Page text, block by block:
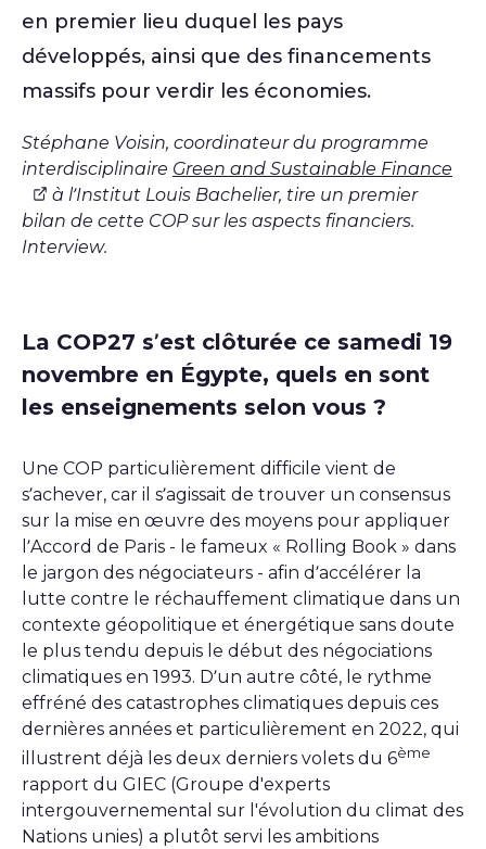
en premier lieu duquel les pays
développés, ainsi que des financements
massifs pour verdir les économies.
Stéphane Voisin, coordinateur du programme
interdisciplinaire Green and Sustainable Finance
à l’Institut Louis Bachelier, tire un premier
bilan de cette COP sur les aspects financiers.
Interview.
La COP27 s’est clôturée ce samedi 19
novembre en Égypte, quels en sont
les enseignements selon vous ?
Une COP particulièrement difficile vient de
s’achever, car il s’agissait de trouver un consensus
sur la mise en œuvre des moyens pour appliquer
l’Accord de Paris - le fameux « Rolling Book » dans
le jargon des négociateurs - afin d’accélérer la
lutte contre le réchauffement climatique dans un
contexte géopolitique et énergétique sans doute
le plus tendu depuis le début des négociations
climatiques en 1993. D’un autre côté, le rythme
effréné des catastrophes climatiques depuis ces
dernières années et particulièrement en 2022, qui
illustrent déjà les deux derniers volets du 6ème
rapport du GIEC (Groupe d'experts
intergouvernemental sur l'évolution du climat des
Nations unies) a plutôt servi les ambitions